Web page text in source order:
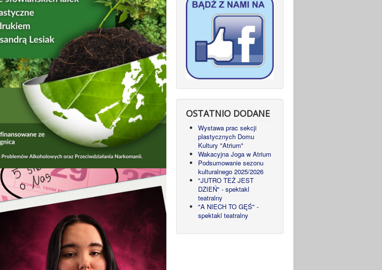
OSTATNIO DODANE
Wystawa prac sekcji
plastycznych Domu
Kultury "Atrium"
Wakacyjna Joga w Atrium
Podsumowanie sezonu
kulturalnego 2025/2026
"JUTRO TEŻ JEST
DZIEŃ" - spektakl
teatralny
"A NIECH TO GĘŚ" -
spektakl teatralny